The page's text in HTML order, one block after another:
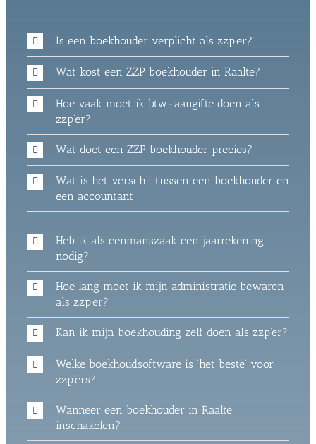
Is een boekhouder verplicht als zzp’er?
Wat kost een ZZP boekhouder in Raalte?
Hoe vaak moet ik btw-aangifte doen als
zzp’er?
Wat doet een ZZP boekhouder precies?
Wat is het verschil tussen een boekhouder en
een accountant
Heb ik als eenmanszaak een jaarrekening
nodig?
Hoe lang moet ik mijn administratie bewaren
als zzp'er?
Kan ik mijn boekhouding zelf doen als zzp’er?
Welke boekhoudsoftware is ‘het beste’ voor
zzp’ers?
Wanneer een boekhouder in Raalte
inschakelen?